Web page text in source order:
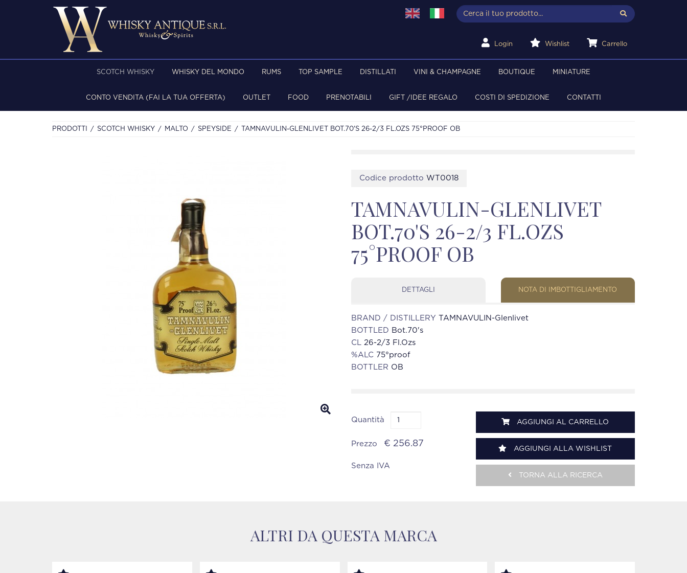
Login Wishlist Carrello
SCOTCH WHISKY WHISKY DEL MONDO RUMS TOP SAMPLE DISTILLATI VINI & CHAMPAGNE BOUTIQUE MINIATURE
CONTO VENDITA (FAI LA TUA OFFERTA) OUTLET FOOD PRENOTABILI GIFT /IDEE REGALO COSTI DI SPEDIZIONE CONTATTI
PRODOTTI SCOTCH WHISKY MALTO SPEYSIDE TAMNAVULIN-GLENLIVET BOT.70'S 26-2/3 FL.OZS 75°PROOF OB
Codice prodotto WT0018
TAMNAVULIN-GLENLIVET
BOT.70'S 26-2/3 FL.OZS
75°PROOF OB
DETTAGLI NOTA DI IMBOTTIGLIAMENTO
BRAND / DISTILLERY TAMNAVULIN-Glenlivet
BOTTLED Bot.70's
CL 26-2/3 Fl.Ozs
%ALC 75°proof
BOTTLER OB
Quantità
Prezzo € 256.87
Senza IVA
AGGIUNGI AL CARRELLO
AGGIUNGI ALLA WISHLIST
TORNA ALLA RICERCA
ALTRI DA QUESTA MARCA